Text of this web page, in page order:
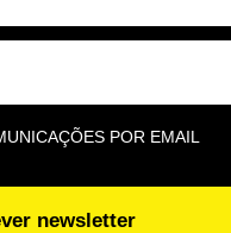
POR EMAIL
newsletter